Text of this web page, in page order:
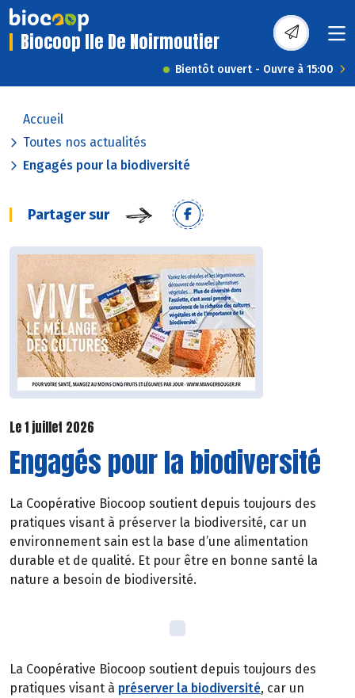
Biocoop Ile De Noirmoutier
Bientôt ouvert - Ouvre à 15:00
Accueil
Toutes nos actualités
Engagés pour la biodiversité
Partager sur
Le 1 juillet 2026
Engagés pour la biodiversité
La Coopérative Biocoop soutient depuis toujours des
pratiques visant à préserver la biodiversité, car un
environnement sain est la base d’une alimentation
durable et de qualité. Et pour être en bonne santé la
nature a besoin de biodiversité.
La Coopérative Biocoop soutient depuis toujours des
pratiques visant à préserver la biodiversité, car un